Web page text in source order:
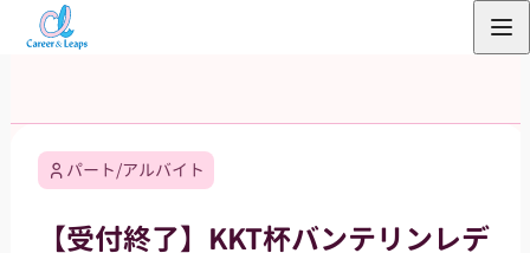
ス
パート/アルバイト
【受付終了】KKT杯バンテリンレデ